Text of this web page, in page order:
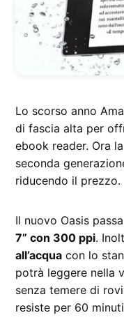
Lo scorso anno
di fascia alta per
ebook reader. Ora
seconda
riducendo il prezzo.
Il nuovo Oasis
7” con 300 ppi.
all’acqua con lo
potrà leggere nella
senza temere di
resiste per 60